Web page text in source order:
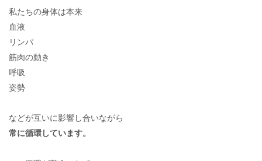
私たちの身体は本来
血液
リンパ
筋肉の動き
呼吸
姿勢
などが互いに影響し合いながら
常に循環しています。